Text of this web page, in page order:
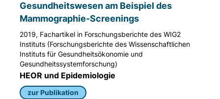
Gesundheitswesen am Beispiel des
Mammographie-Screenings
2019, Fachartikel in Forschungsberichte des WIG2
Instituts (Forschungsberichte des Wissenschaftlichen
Instituts für Gesundheitsökonomie und
Gesundheitssystemforschung)
HEOR und Epidemiologie
zur Publikation
TRACKING
Wir werten das Nutzerverhalten mit
Matomo aus.
Matomo SessionID
Name: